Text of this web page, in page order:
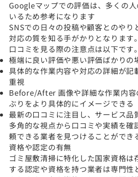
Googleマップでの評価は、多くの
いるため参考になります
SNSでの日々の投稿や顧客とのやり
対応の質を知る手がかりとなります。
口コミを見る際の注意点は以下です。
極端に良い評価や悪い評価ばかりの
具体的な作業内容や対応の詳細が記
重視
Before/After 画像や詳細な作業内容
ぶりをより具体的にイメージできる
最新の口コミに注目し、サービス品
多角的な視点から口コミや実績を確
頼できる業者を見つけることができ
資格や認定の有無
ゴミ屋敷清掃に特化した国家資格は
する認定や資格を持つ業者は専門性